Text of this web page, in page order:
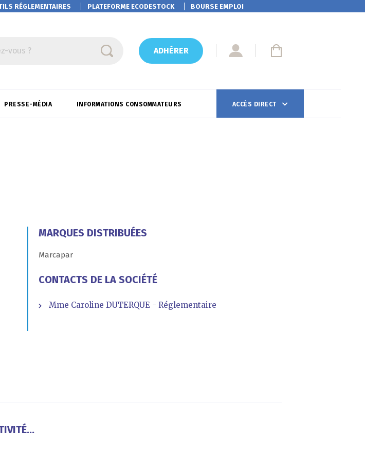
RÉGLEMENTAIRES PLATEFORMEECODESTOCK BOURSE EMPLOI
vous ? ADHÉRER
PRESSE-MÉDIA INFORMATIONS CONSOMMATEURS ACCÈS DIRECT
MARQUES DISTRIBUÉES
Marcapar
CONTACTS DE LA SOCIÉTÉ
Mme Caroline DUTERQUE - Réglementaire